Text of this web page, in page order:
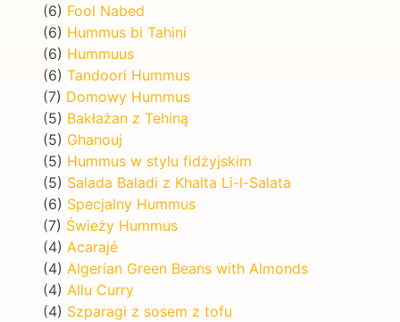
(6) Fool Nabed
(6) Hummus bi Tahini
(6) Hummuus
(6) Tandoori Hummus
(7) Domowy Hummus
(5) Bakłażan z Tehiną
(5) Ghanouj
(5) Hummus w stylu fidżyjskim
(5) Salada Baladi z Khalta Li-l-Salata
(6) Specjalny Hummus
(7) Świeży Hummus
(4) Acarajé
(4) Algerian Green Beans with Almonds
(4) Allu Curry
(4) Szparagi z sosem z tofu